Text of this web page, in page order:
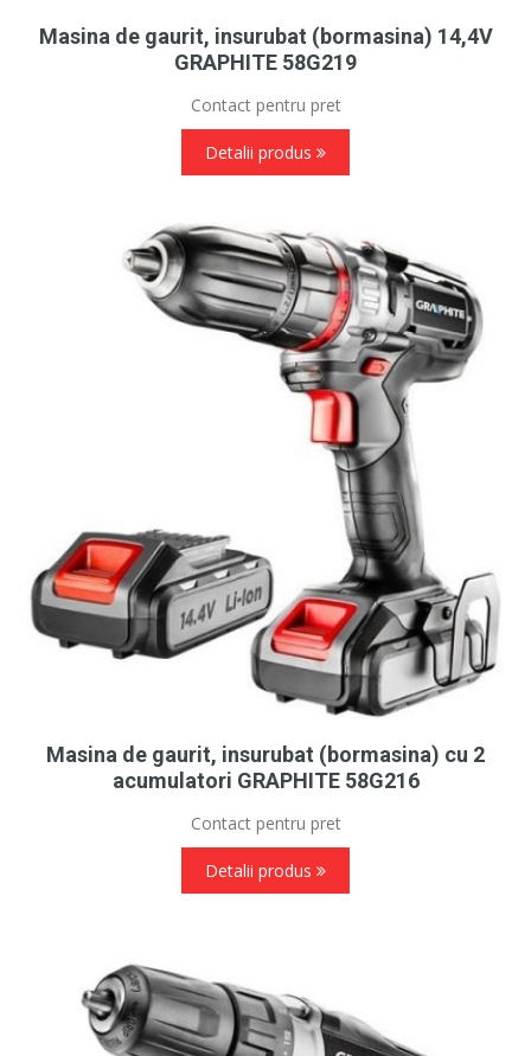
Masina de gaurit, insurubat (bormasina) 14,4V
GRAPHITE 58G219
Contact pentru pret
Detalii produs
Masina de gaurit, insurubat (bormasina) cu 2
acumulatori GRAPHITE 58G216
Contact pentru pret
Detalii produs